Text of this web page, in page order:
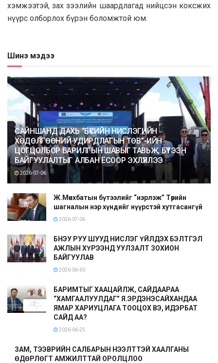
хэмжээтэй, зах зээлийн шаардлагад нийцсэн коксжих
нүүрс олборлох бүрэн боломжтой юм.
Шинэ мэдээ
САЙНШАНД ДАХЬ “БҮСИЙН НИСЛЭГИЙН
ХӨДӨЛГӨӨНИЙ УДИРДЛАГЫН ТӨВ”-ИЙН
ЦОГЦОЛБОР БАРИЛГЫН ШАВЫГ ТАВЬЖ, БҮТЭЭН
БАЙГУУЛАЛТЫГ АЛБАН ЁСООР ЭХЛҮҮЛЛЭЭ
2026-07-06
Ж.Мөнхбатын бүтээлийг “нэрлэж” Төрийн
шагналын нэр хүндийг нүүрстэй хутгасангүй
2026-07-06
БНЭУ РУУ ШУУД НИСЛЭГ ҮЙЛДЭХ БЭЛТГЭЛ
АЖЛЫН ХҮРЭЭНД УУЛЗАЛТ ЗОХИОН
БАЙГУУЛАВ
2026-06-30
БАРИМТЫГ ХААЦАЙЛЖ, САЙДААРАА
“ХАМГААЛУУЛДАГ” Я.ЭРДЭНЭСАЙХАНДАА
ЯМАР ХАРИУЦЛАГА ТООЦОХ ВЭ, ИДЭРБАТ
САЙД АА?
2026-06-25
ЗАМ, ТЭЭВРИЙН САЛБАРЫН НЭЭЛТТЭЙ ХААЛГАНЫ
ӨДӨРЛӨГТ АМЖИЛТТАЙ ОРОЛЦЛОО